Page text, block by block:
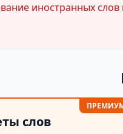
иностранных слов
слов